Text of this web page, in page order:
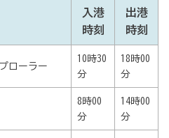
入港
時刻
出港
時刻
ローラー
10時30
分
18時00
分
8時00
分
14時00
分